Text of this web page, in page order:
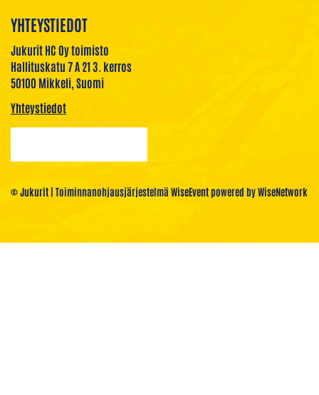
YHTEYSTIEDOT
Jukurit HC Oy toimisto
Hallituskatu 7 A 21 3. kerros
50100 Mikkeli, Suomi
Yhteystiedot
© Jukurit | Toiminnanohjausjärjestelmä WiseEventpowered byWiseNetwork